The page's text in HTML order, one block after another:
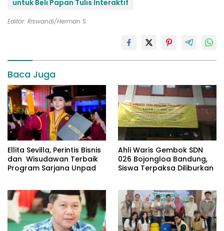
untuk Beli Papan Tulis Interaktif
Editor: Riswandi/Herman S
Baca Juga
Ellita Sevilla, Perintis Bisnis
dan Wisudawan Terbaik
Program Sarjana Unpad
Ahli Waris Gembok SDN
026 Bojongloa Bandung,
Siswa Terpaksa Diliburkan